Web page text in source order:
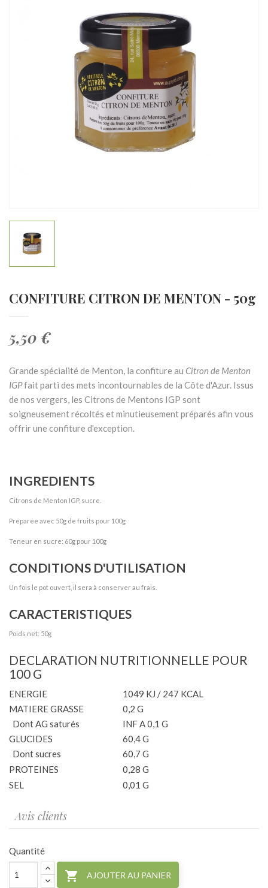
CONFITURE CITRON DE MENTON - 50g
5,50 €
Grande spécialité de Menton, la confiture au Citron de Menton
IGPfait parti des mets incontournables de la Côte d'Azur. Issus
de nos vergers, les Citrons de Mentons IGP sont
soigneusement récoltés et minutieusement préparés afin vous
offrir une confiture d'exception.
INGREDIENTS
Citrons de Menton IGP, sucre.
Préparée avec 50g de fruits pour 100g
Teneur en sucre: 60g pour 100g
CONDITIONS D'UTILISATION
Un fois le pot ouvert, il sera à conserver au frais.
CARACTERISTIQUES
Poids net: 50g
DECLARATION NUTRITIONNELLE POUR
100 G
ENERGIE
1049 KJ / 247 KCAL
MATIERE GRASSE
0,2 G
Dont AG saturés
INF A 0,1 G
GLUCIDES
60,4 G
Dont sucres
60,7 G
PROTEINES
0,28 G
SEL
0,01 G
Avis clients
Quantité
 AJOUTER AU PANIER